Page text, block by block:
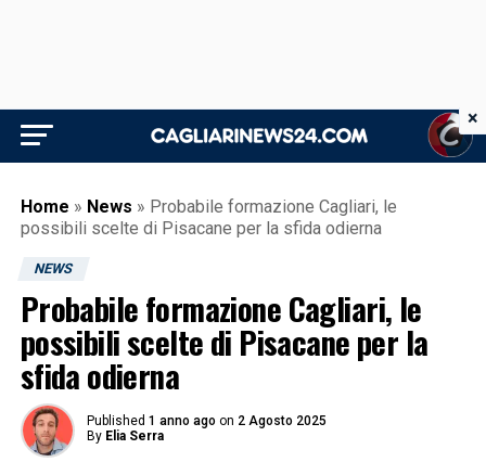
Home » News » Probabile formazione Cagliari, le
possibili scelte di Pisacane per la sfida odierna
NEWS
Probabile formazione Cagliari, le
possibili scelte di Pisacane per la
sfida odierna
Published 1 anno ago on 2 Agosto 2025
By Elia Serra
×